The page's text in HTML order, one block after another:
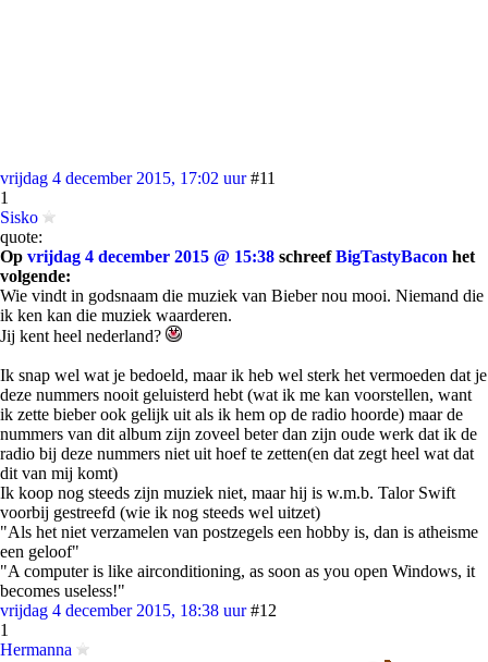
vrijdag 4 december 2015, 17:02 uur #11
1
Sisko
quote:
Op vrijdag 4 december 2015 @ 15:38 schreefBigTastyBacon het
volgende:
Wie vindt in godsnaam die muziek van Bieber nou mooi. Niemand die
ik ken kan die muziek waarderen.
Jij kent heel nederland?
Ik snap wel wat je bedoeld, maar ik heb wel sterk het vermoeden dat je
deze nummers nooit geluisterd hebt (wat ik me kan voorstellen, want
ik zette bieber ook gelijk uit als ik hem op de radio hoorde) maar de
nummers van dit album zijn zoveel beter dan zijn oude werk dat ik de
radio bij deze nummers niet uit hoef te zetten(en dat zegt heel wat dat
dit van mij komt)
Ik koop nog steeds zijn muziek niet, maar hij is w.m.b. Talor Swift
voorbij gestreefd (wie ik nog steeds wel uitzet)
"Als het niet verzamelen van postzegels een hobby is, dan is atheisme
een geloof"
"A computer is like airconditioning, as soon as you open Windows, it
becomes useless!"
vrijdag 4 december 2015, 18:38 uur #12
1
Hermanna